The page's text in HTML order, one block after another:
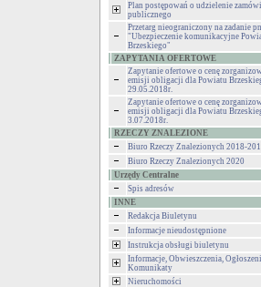
Plan postępowań o udzielenie
publicznego
Przetarg nieograniczony na zadanie
"Ubezpieczenie komunikacyjne
Brzeskiego"
ZAPYTANIA OFERTOWE
Zapytanie ofertowe o cenę
emisji obligacji dla Powiatu
29.05.2018r.
Zapytanie ofertowe o cenę
emisji obligacji dla Powiatu
3.07.2018r.
RZECZY ZNALEZIONE
Biuro Rzeczy Znalezionych 2018-
Biuro Rzeczy Znalezionych 2020
Urzędy Centralne
Spis adresów
INNE
Redakcja Biuletynu
Informacje nieudostępnione
Instrukcja obsługi biuletynu
Informacje, Obwieszczenia,
Komunikaty
Nieruchomości